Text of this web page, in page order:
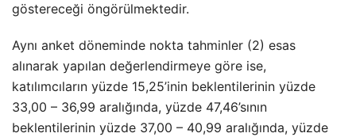
göstereceği öngörülmektedir.
Aynı anket döneminde nokta tahminler (2) esas
alınarak yapılan değerlendirmeye göre ise,
katılımcıların yüzde 15,25’inin beklentilerinin yüzde
33,00 – 36,99 aralığında, yüzde 47,46’sının
beklentilerinin yüzde 37,00 – 40,99 aralığında, yüzde